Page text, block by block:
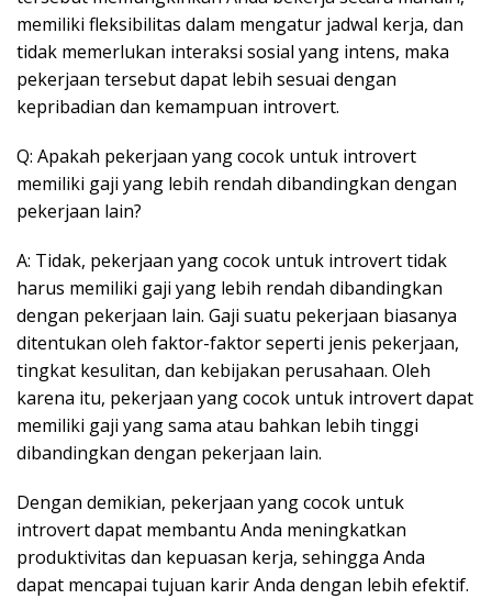
memiliki fleksibilitas dalam mengatur jadwal kerja, dan
tidak memerlukan interaksi sosial yang intens, maka
pekerjaan tersebut dapat lebih sesuai dengan
kepribadian dan kemampuan introvert.
Q: Apakah pekerjaan yang cocok untuk introvert
memiliki gaji yang lebih rendah dibandingkan dengan
pekerjaan lain?
A: Tidak, pekerjaan yang cocok untuk introvert tidak
harus memiliki gaji yang lebih rendah dibandingkan
dengan pekerjaan lain. Gaji suatu pekerjaan biasanya
ditentukan oleh faktor-faktor seperti jenis pekerjaan,
tingkat kesulitan, dan kebijakan perusahaan. Oleh
karena itu, pekerjaan yang cocok untuk introvert dapat
memiliki gaji yang sama atau bahkan lebih tinggi
dibandingkan dengan pekerjaan lain.
Dengan demikian, pekerjaan yang cocok untuk
introvert dapat membantu Anda meningkatkan
produktivitas dan kepuasan kerja, sehingga Anda
dapat mencapai tujuan karir Anda dengan lebih efektif.